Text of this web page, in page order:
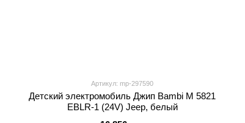
Артикул: mp-297590
Детский электромобиль Джип Bambi M 5821
EBLR-1 (24V) Jeep, белый